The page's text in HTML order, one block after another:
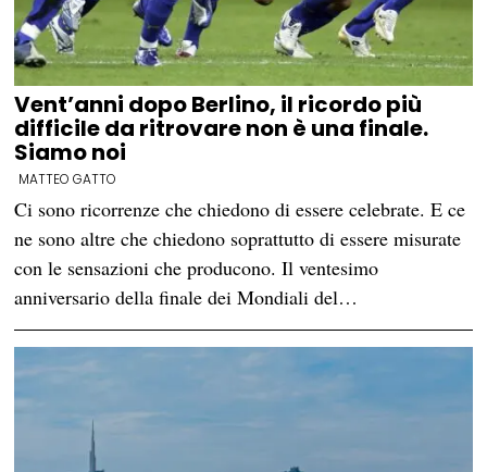
Vent’anni dopo Berlino, il ricordo più
difficile da ritrovare non è una finale.
Siamo noi
MATTEO GATTO
Ci sono ricorrenze che chiedono di essere celebrate. E ce
ne sono altre che chiedono soprattutto di essere misurate
con le sensazioni che producono. Il ventesimo
anniversario della finale dei Mondiali del…